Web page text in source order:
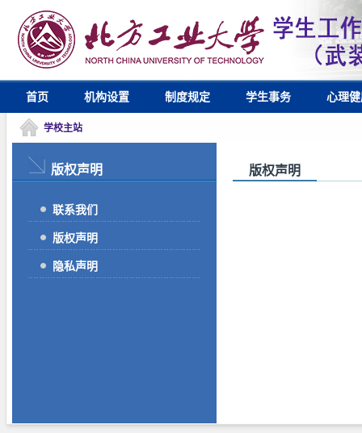
首页 机构设置 制度规定 学生事务 心理
学校主站
版权声明
联系我们
版权声明
隐私声明
版权声明